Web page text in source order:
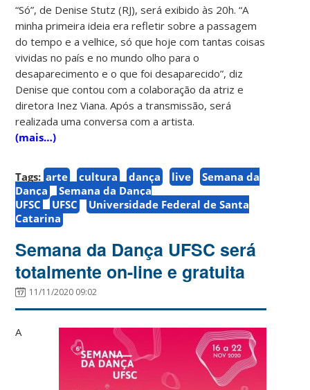
“Só”, de Denise Stutz (RJ), será exibido às 20h. “A
minha primeira ideia era refletir sobre a passagem
do tempo e a velhice, só que hoje com tantas coisas
vividas no país e no mundo olho para o
desaparecimento e o que foi desaparecido”, diz
Denise que contou com a colaboração da atriz e
diretora Inez Viana. Após a transmissão, será
realizada uma conversa com a artista.
(mais…)
Tags: arte cultura dança live
Semana da
Dança
Semana da Dança
UFSC
UFSC
Universidade Federal de Santa
Catarina
Semana da Dança UFSC será
totalmente on-line e gratuita
11/11/2020 09:02
A